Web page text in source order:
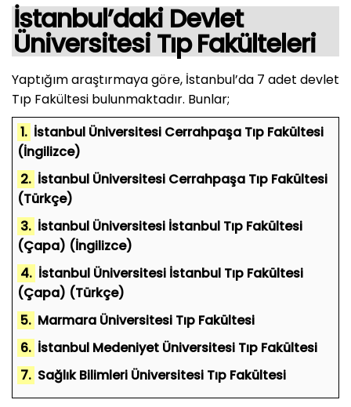
İstanbul’daki Devlet
Üniversitesi Tıp Fakülteleri
Yaptığım araştırmaya göre, İstanbul’da 7 adet devlet
Tıp Fakültesi bulunmaktadır. Bunlar;
1. İstanbul Üniversitesi Cerrahpaşa Tıp Fakültesi
(İngilizce)
2. İstanbul Üniversitesi Cerrahpaşa Tıp Fakültesi
(Türkçe)
3. İstanbul Üniversitesi İstanbul Tıp Fakültesi
(Çapa) (İngilizce)
4. İstanbul Üniversitesi İstanbul Tıp Fakültesi
(Çapa) (Türkçe)
5. Marmara Üniversitesi Tıp Fakültesi
6. İstanbul Medeniyet Üniversitesi Tıp Fakültesi
7. Sağlık Bilimleri Üniversitesi Tıp Fakültesi